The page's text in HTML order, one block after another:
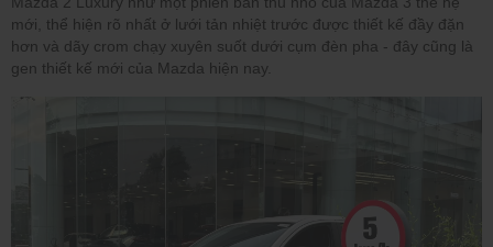
mới, thể hiện rõ nhất ở lưới tản nhiệt trước được thiết kế đầy đặn
hơn và dãy crom chạy xuyên suốt dưới cụm đèn pha - đây cũng là
gen thiết kế mới của Mazda hiện nay.